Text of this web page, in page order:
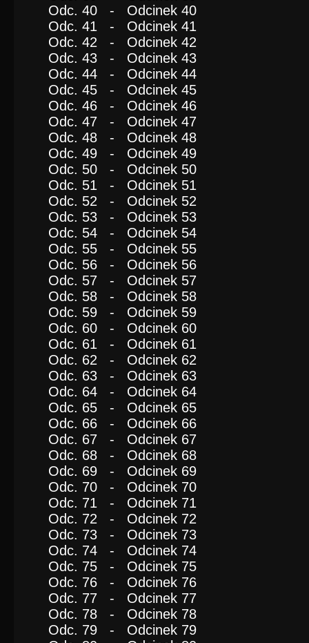
Odc. 40 - Odcinek 40
Odc. 41 - Odcinek 41
Odc. 42 - Odcinek 42
Odc. 43 - Odcinek 43
Odc. 44 - Odcinek 44
Odc. 45 - Odcinek 45
Odc. 46 - Odcinek 46
Odc. 47 - Odcinek 47
Odc. 48 - Odcinek 48
Odc. 49 - Odcinek 49
Odc. 50 - Odcinek 50
Odc. 51 - Odcinek 51
Odc. 52 - Odcinek 52
Odc. 53 - Odcinek 53
Odc. 54 - Odcinek 54
Odc. 55 - Odcinek 55
Odc. 56 - Odcinek 56
Odc. 57 - Odcinek 57
Odc. 58 - Odcinek 58
Odc. 59 - Odcinek 59
Odc. 60 - Odcinek 60
Odc. 61 - Odcinek 61
Odc. 62 - Odcinek 62
Odc. 63 - Odcinek 63
Odc. 64 - Odcinek 64
Odc. 65 - Odcinek 65
Odc. 66 - Odcinek 66
Odc. 67 - Odcinek 67
Odc. 68 - Odcinek 68
Odc. 69 - Odcinek 69
Odc. 70 - Odcinek 70
Odc. 71 - Odcinek 71
Odc. 72 - Odcinek 72
Odc. 73 - Odcinek 73
Odc. 74 - Odcinek 74
Odc. 75 - Odcinek 75
Odc. 76 - Odcinek 76
Odc. 77 - Odcinek 77
Odc. 78 - Odcinek 78
Odc. 79 - Odcinek 79